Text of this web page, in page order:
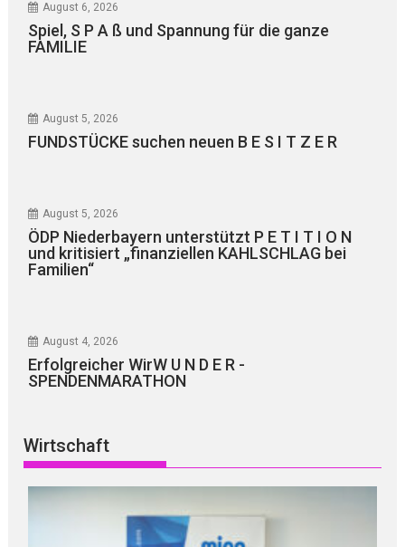
August 6, 2026
Spiel, S P A ß und Spannung für die ganze
FAMILIE
August 5, 2026
FUNDSTÜCKE suchen neuen B E S I T Z E R
August 5, 2026
ÖDP Niederbayern unterstützt P E T I T I O N
und kritisiert „finanziellen KAHLSCHLAG bei
Familien“
August 4, 2026
Erfolgreicher WirW U N D E R -
SPENDENMARATHON
Wirtschaft